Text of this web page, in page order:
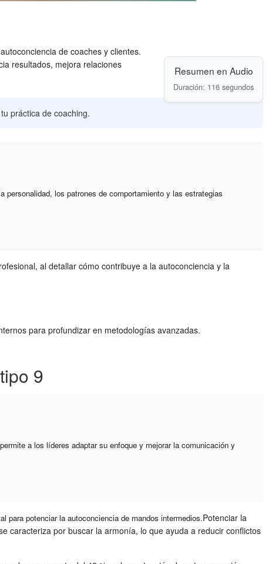
Resumen en Audio
Duración: 116 segundos
de coaches y clientes.
resultados, mejora relaciones
práctica de coaching.
los patrones de comportamiento y las estrategias
al detallar cómo contribuye a la autoconciencia y la
para profundizar en metodologías avanzadas.
9
a los líderes adaptar su enfoque y mejorar la comunicación y
para potenciar la autoconciencia de mandos intermedios.Potenciar la
caracteriza por buscar la armonía, lo que ayuda a reducir conflictos